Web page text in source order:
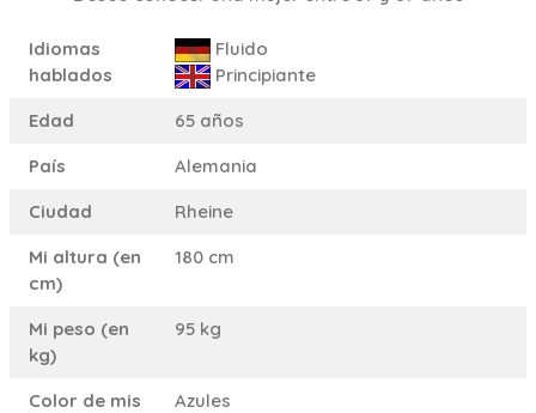
Idiomas
hablados
Fluido
Principiante
Edad
65 años
País
Alemania
Ciudad
Rheine
Mi altura (en
cm)
180 cm
Mi peso (en
kg)
95 kg
Color de mis
Azules